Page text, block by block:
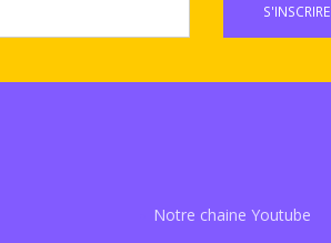
S'INSCRIRE
Notre chaine Youtube